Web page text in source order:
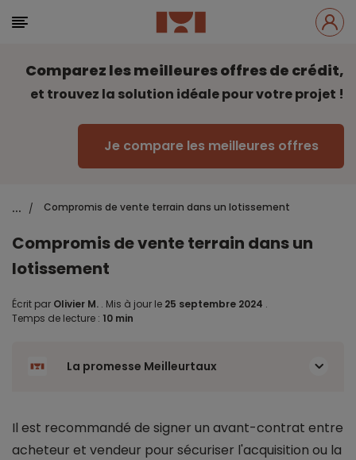
Comparez les meilleures offres de crédit,
et trouvez la solution idéale pour votre projet !
Je compare les meilleures offres
... / Compromis de vente terrain dans un lotissement
Compromis de vente terrain dans un
lotissement
Écrit par Olivier M. . Mis à jour le 25 septembre 2024 .
Temps de lecture : 10 min
La promesse Meilleurtaux
Il est recommandé de signer un avant-contrat entre
acheteur et vendeur pour sécuriser l'acquisition ou la